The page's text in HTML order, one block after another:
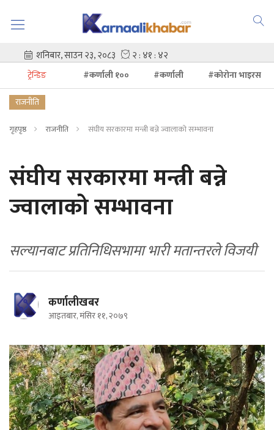
ट्रेन्डिङ #कर्णाली १०० #कर्णाली
#कोरोना भाइरस
राजनीति
गृहपृष्ठ राजनीति संघीय सरकारमा मन्त्री बन्ने ज्वालाको सम्भावना
संघीय सरकारमा मन्त्री बन्ने
ज्वालाको सम्भावना
सल्यानबाट प्रतिनिधिसभामा भारी मतान्तरले विजयी
कर्णालीखबर
आइतबार, मंसिर ११, २०७९